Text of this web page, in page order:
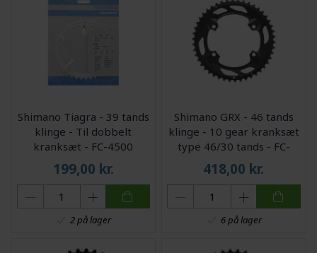
Shimano Tiagra - 39 tands
klinge - Til dobbelt
kranksæt - FC-4500
199,00 kr.
2 på lager
Shimano GRX - 46 tands
klinge - 10 gear kranksæt
type 46/30 tands - FC-
RX600
418,00 kr.
6 på lager